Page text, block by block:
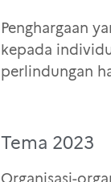
Penghargaan
kepada
perlindungan
Tema 2023